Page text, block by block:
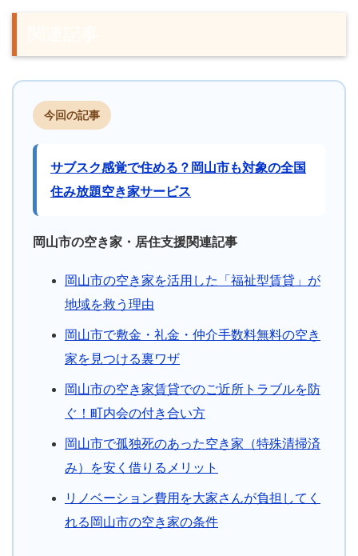
今回の記事
サブスク感覚で住める？岡山市も対象の全国
住み放題空き家サービス
岡山市の空き家・居住支援関連記事
岡山市の空き家を活用した「福祉型賃貸」が
地域を救う理由
岡山市で敷金・礼金・仲介手数料無料の空き
家を見つける裏ワザ
岡山市の空き家賃貸でのご近所トラブルを防
ぐ！町内会の付き合い方
岡山市で孤独死のあった空き家（特殊清掃済
み）を安く借りるメリット
リノベーション費用を大家さんが負担してく
れる岡山市の空き家の条件